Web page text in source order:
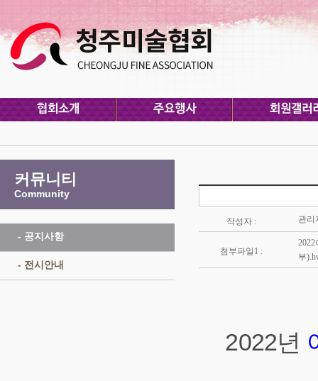
커뮤니티
Community
- 공지사항
- 전시안내
작성자 : 관리
첨부파일1 :
부
2022년